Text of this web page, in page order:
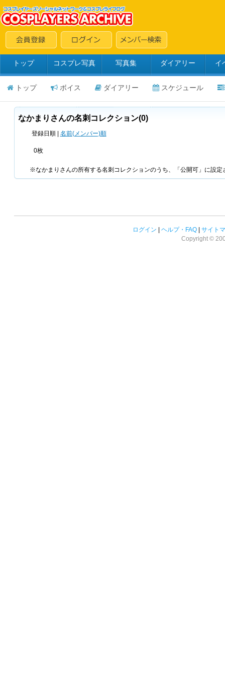
トップ コスプレ写真 写真集 ダイアリー イ
トップ ボイス ダイアリー スケジュール
なかまりさんの名刺コレクション(0)
登録日順 | 名前(メンバー)順
0枚
※なかまりさんの所有する名刺コレクションのうち、「公開可」に設
ログイン ヘルプ・FAQ
サイト
Copyright ©